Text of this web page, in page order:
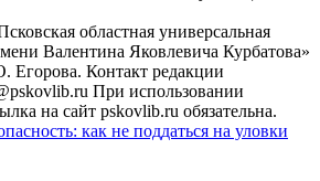
областная универсальная
Валентина Яковлевича Курбатова»
Егорова. Контакт редакции
При использовании
на сайт pskovlib.ru обязательна.
как не поддаться на уловки